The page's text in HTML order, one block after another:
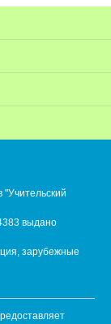
выдано
зарубежные